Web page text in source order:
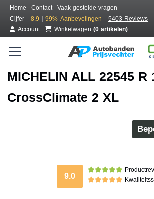
Home Contact
Vaak gestelde vragen
Cijfer
8.9 | 99% Aanbevelingen
5403 Reviews
Account
Winkelwagen (0 artikelen)
MICHELIN ALL 22545 R
CrossClimate 2 XL
9.0